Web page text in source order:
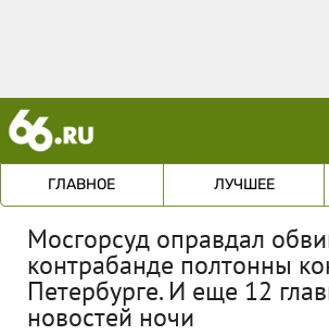
ГЛАВНОЕ ЛУЧШЕЕ
Мосгорсуд оправдал
контрабанде полтонны
Петербурге. И еще 12
новостей ночи